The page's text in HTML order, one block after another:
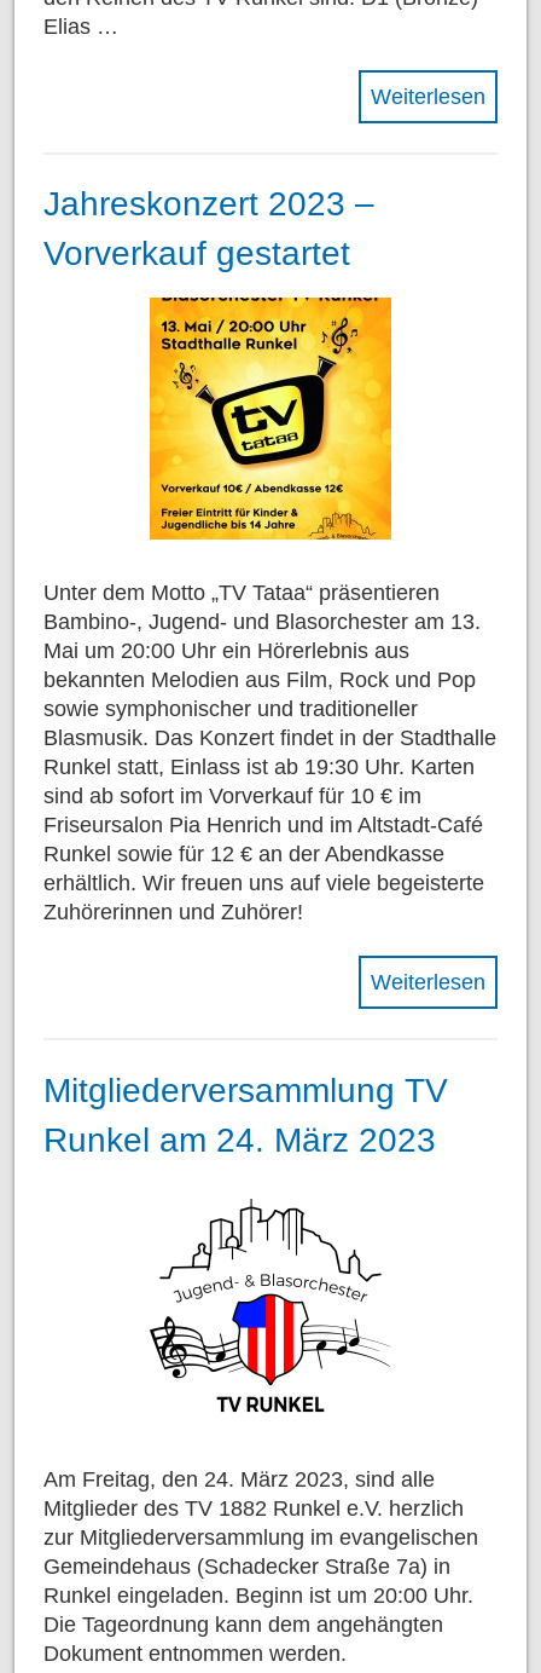
Elias …
Weiterlesen
Jahreskonzert 2023 –
Vorverkauf gestartet
Unter dem Motto „TV Tataa“ präsentieren
Bambino-, Jugend- und Blasorchester am 13.
Mai um 20:00 Uhr ein Hörerlebnis aus
bekannten Melodien aus Film, Rock und Pop
sowie symphonischer und traditioneller
Blasmusik. Das Konzert findet in der Stadthalle
Runkel statt, Einlass ist ab 19:30 Uhr. Karten
sind ab sofort im Vorverkauf für 10 € im
Friseursalon Pia Henrich und im Altstadt-Café
Runkel sowie für 12 € an der Abendkasse
erhältlich. Wir freuen uns auf viele begeisterte
Zuhörerinnen und Zuhörer!
Weiterlesen
Mitgliederversammlung TV
Runkel am 24. März 2023
Am Freitag, den 24. März 2023, sind alle
Mitglieder des TV 1882 Runkel e.V. herzlich
zur Mitgliederversammlung im evangelischen
Gemeindehaus (Schadecker Straße 7a) in
Runkel eingeladen. Beginn ist um 20:00 Uhr.
Die Tageordnung kann dem angehängten
Dokument entnommen werden.